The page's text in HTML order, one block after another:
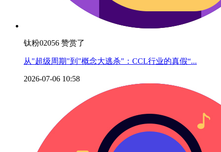
钛粉02056 赞赏了
从"超级周期"到"概念大逃杀"：CCL行业的真假“...
2026-07-06 10:58